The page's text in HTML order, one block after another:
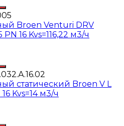
Broen Venturi DRV
16 Kvs=116,22 м3/ч
статический Broen V L
Kvs=14 м3/ч